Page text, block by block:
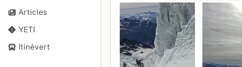
Articles
YETI
Itinévert